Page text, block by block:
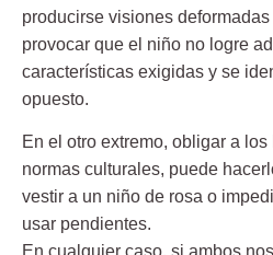
producirse visiones
provocar que el niño no logre
características exigidas y se
opuesto.
En el otro extremo, obligar a
normas culturales, puede
vestir a un niño de rosa o
usar pendientes.